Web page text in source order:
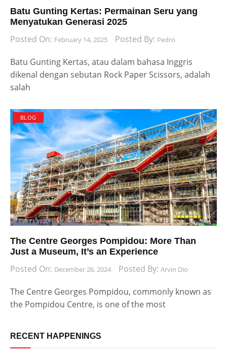
Batu Gunting Kertas: Permainan Seru yang
Menyatukan Generasi 2025
Posted On: February 14, 2025 Posted By: Pedro
Batu Gunting Kertas, atau dalam bahasa Inggris
dikenal dengan sebutan Rock Paper Scissors, adalah
salah
BLOG
The Centre Georges Pompidou: More Than
Just a Museum, It’s an Experience
Posted On: December 26, 2024 Posted By: Arvin Dio
The Centre Georges Pompidou, commonly known as
the Pompidou Centre, is one of the most
RECENT HAPPENINGS